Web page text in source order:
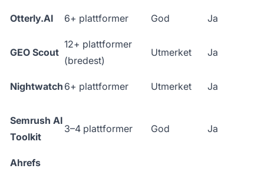
Otterly.AI 6+ plattformer God Ja
GEO Scout
12+ plattformer
(bredest)
Utmerket Ja
Nightwatch 6+ plattformer Utmerket Ja
Semrush AI
Toolkit
3–4 plattformer God Ja
Ahrefs